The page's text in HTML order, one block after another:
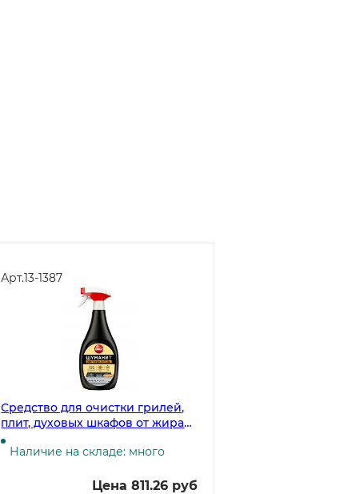
Арт.13-1387
Средство для очистки грилей,
плит, духовых шкафов от жира
Наличие на складе: много
Цена 811.26 руб